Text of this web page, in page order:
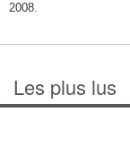
2008.
Les plus lus